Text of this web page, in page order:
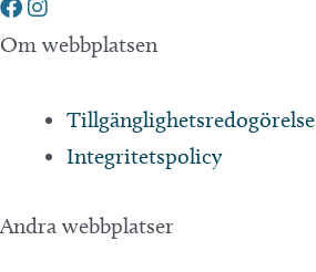
Om webbplatsen
Tillgänglighetsredogörelse
Integritetspolicy
Andra webbplatser